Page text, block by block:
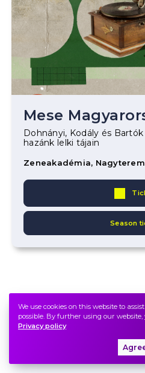
Mese
Dohnányi, Kodály és
hazánk lelki tájain
Zeneakadémia, Nagyterem
Season
We use cookies on this website to
possible. By further using our
Privacy policy